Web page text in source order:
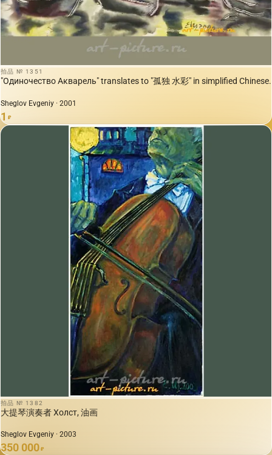
拍品 № 1351
"Одиночество Акварель" translates to "孤独 水彩" in simplified Chinese.
Sheglov Evgeniy · 2001
1 ₽
拍品 № 1382
大提琴演奏者 Холст, 油画
Sheglov Evgeniy · 2003
350 000 ₽